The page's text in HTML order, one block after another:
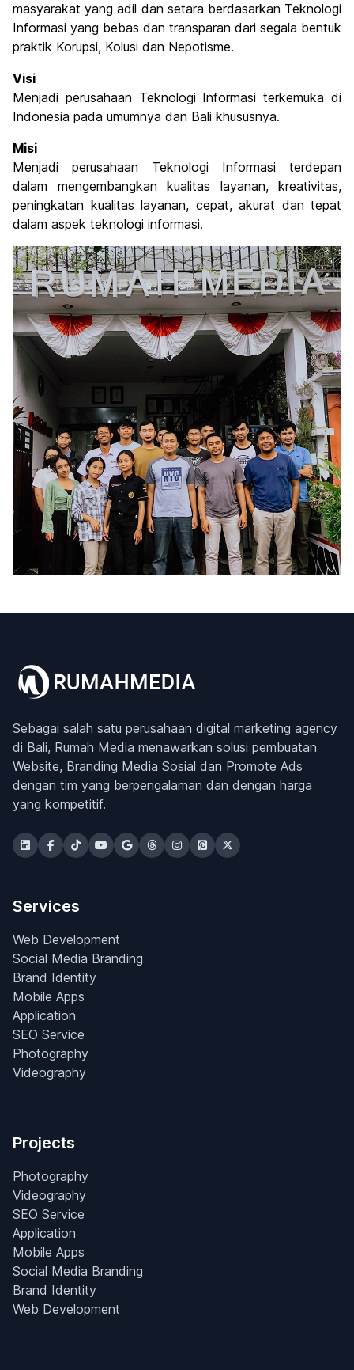
masyarakat yang adil dan setara berdasarkan Teknologi
Informasi yang bebas dan transparan dari segala bentuk
praktik Korupsi, Kolusi dan Nepotisme.
Visi
Menjadi perusahaan Teknologi Informasi terkemuka di
Indonesia pada umumnya dan Bali khususnya.
Misi
Menjadi perusahaan Teknologi Informasi terdepan
dalam mengembangkan kualitas layanan, kreativitas,
peningkatan kualitas layanan, cepat, akurat dan tepat
dalam aspek teknologi informasi.
Sebagai salah satu perusahaan digital marketing agency
di Bali, Rumah Media menawarkan solusi pembuatan
Website, Branding Media Sosial dan Promote Ads
dengan tim yang berpengalaman dan dengan harga
yang kompetitif.
Services
Web Development
Social Media Branding
Brand Identity
Mobile Apps
Application
SEO Service
Photography
Videography
Projects
Photography
Videography
SEO Service
Application
Mobile Apps
Social Media Branding
Brand Identity
Web Development